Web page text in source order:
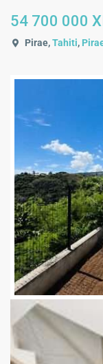
54 700 000
Pirae,Tahiti,